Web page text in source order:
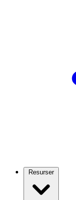
Resurser